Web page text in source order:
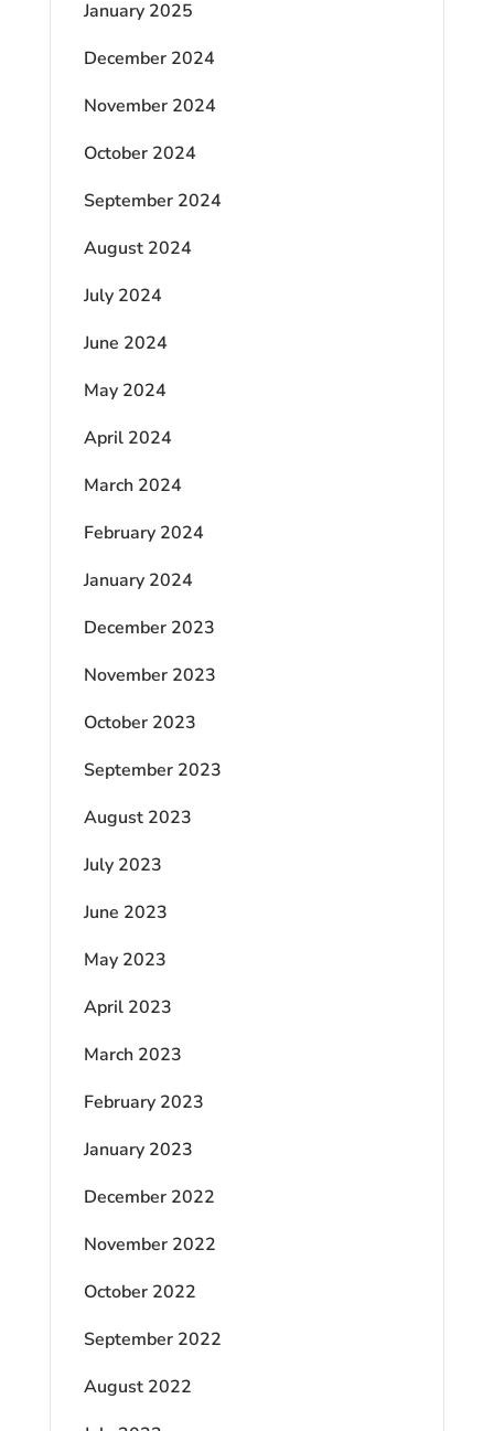
January 2025
December 2024
November 2024
October 2024
September 2024
August 2024
July 2024
June 2024
May 2024
April 2024
March 2024
February 2024
January 2024
December 2023
November 2023
October 2023
September 2023
August 2023
July 2023
June 2023
May 2023
April 2023
March 2023
February 2023
January 2023
December 2022
November 2022
October 2022
September 2022
August 2022